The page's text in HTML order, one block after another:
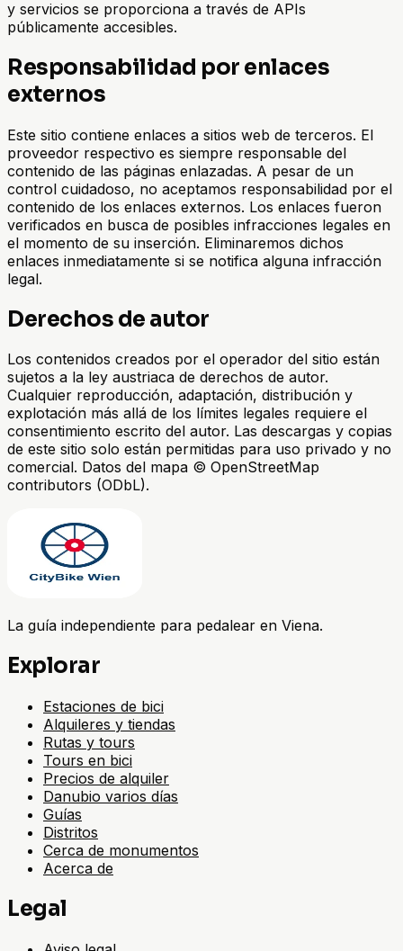
y servicios se proporciona a través de APIs
públicamente accesibles.
Responsabilidad por enlaces
externos
Este sitio contiene enlaces a sitios web de terceros. El
proveedor respectivo es siempre responsable del
contenido de las páginas enlazadas. A pesar de un
control cuidadoso, no aceptamos responsabilidad por el
contenido de los enlaces externos. Los enlaces fueron
verificados en busca de posibles infracciones legales en
el momento de su inserción. Eliminaremos dichos
enlaces inmediatamente si se notifica alguna infracción
legal.
Derechos de autor
Los contenidos creados por el operador del sitio están
sujetos a la ley austriaca de derechos de autor.
Cualquier reproducción, adaptación, distribución y
explotación más allá de los límites legales requiere el
consentimiento escrito del autor. Las descargas y copias
de este sitio solo están permitidas para uso privado y no
comercial. Datos del mapa © OpenStreetMap
contributors (ODbL).
La guía independiente para pedalear en Viena.
Explorar
Estaciones de bici
Alquileres y tiendas
Rutas y tours
Tours en bici
Precios de alquiler
Danubio varios días
Guías
Distritos
Cerca de monumentos
Acerca de
Legal